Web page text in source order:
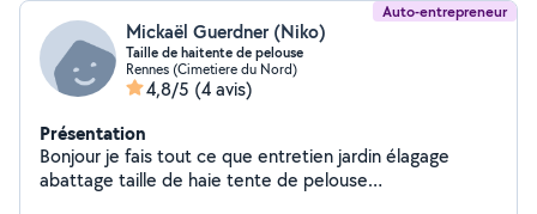
Auto-entrepreneur
Mickaël Guerdner (Niko)
Taille de haitente de pelouse
Rennes (Cimetiere du Nord)
4,8/5 (4 avis)
Présentation
Bonjour je fais tout ce que entretien jardin élagage
abattage taille de haie tente de pelouse